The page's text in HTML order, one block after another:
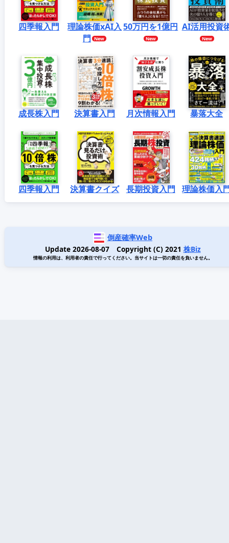
四季報入門
理論株価xAI入
門
50万円を1億円 AI活用投資
成長株入門 決算書入門 月次情報入門 暴落大全
四季報入門 決算書クイズ 長期投資入門 理論株価入
倒産確率Web
Update 2026-08-07 Copyright (C) 2021 株Biz
情報の利用は、利用者の責任で行ってください。当サイトは一切の責任を負いません。